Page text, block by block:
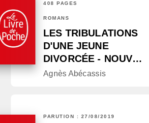
408 PAGES
ROMANS
LES TRIBULATIONS
D'UNE JEUNE
DIVORCÉE - NOUV…
Agnès Abécassis
PARUTION : 27/08/2019